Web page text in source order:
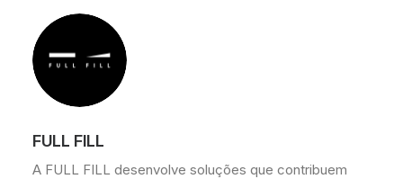
FULL FILL
A FULL FILL desenvolve soluções que contribuem